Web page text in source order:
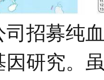
招募纯
研究。